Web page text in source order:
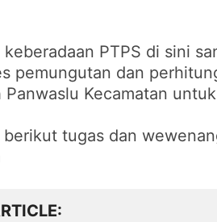
PTPS di sini
pemungutan dan
Kecamatan
tugas dan